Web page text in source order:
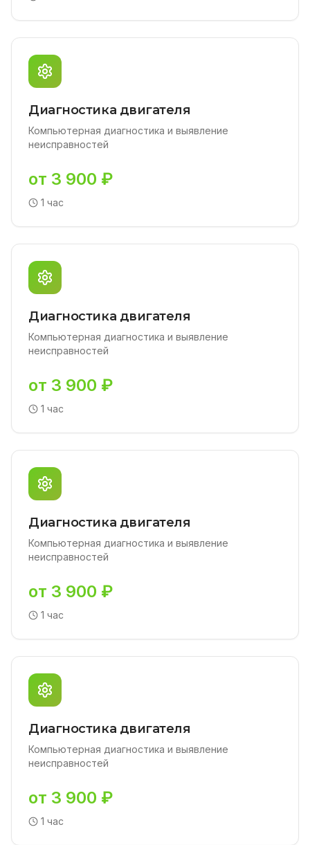
Диагностика двигателя
Компьютерная диагностика и выявление
неисправностей
от 3 900 ₽
1 час
Диагностика двигателя
Компьютерная диагностика и выявление
неисправностей
от 3 900 ₽
1 час
Диагностика двигателя
Компьютерная диагностика и выявление
неисправностей
от 3 900 ₽
1 час
Диагностика двигателя
Компьютерная диагностика и выявление
неисправностей
от 3 900 ₽
1 час